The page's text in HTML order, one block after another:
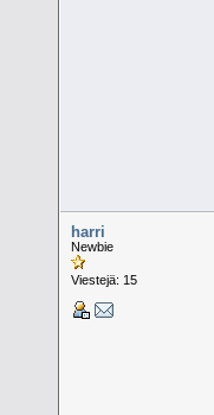
harri
Newbie
Viestejä: 15